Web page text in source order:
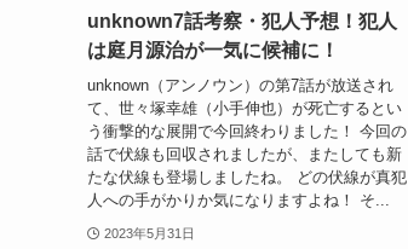
unknown7話考察・犯人予想！犯人
は庭月源治が一気に候補に！
unknown（アンノウン）の第7話が放送され
て、世々塚幸雄（小手伸也）が死亡するとい
う衝撃的な展開で今回終わりました！ 今回の
話で伏線も回収されましたが、またしても新
たな伏線も登場しましたね。 どの伏線が真犯
人への手がかりか気になりますよね！ そ...
2023年5月31日